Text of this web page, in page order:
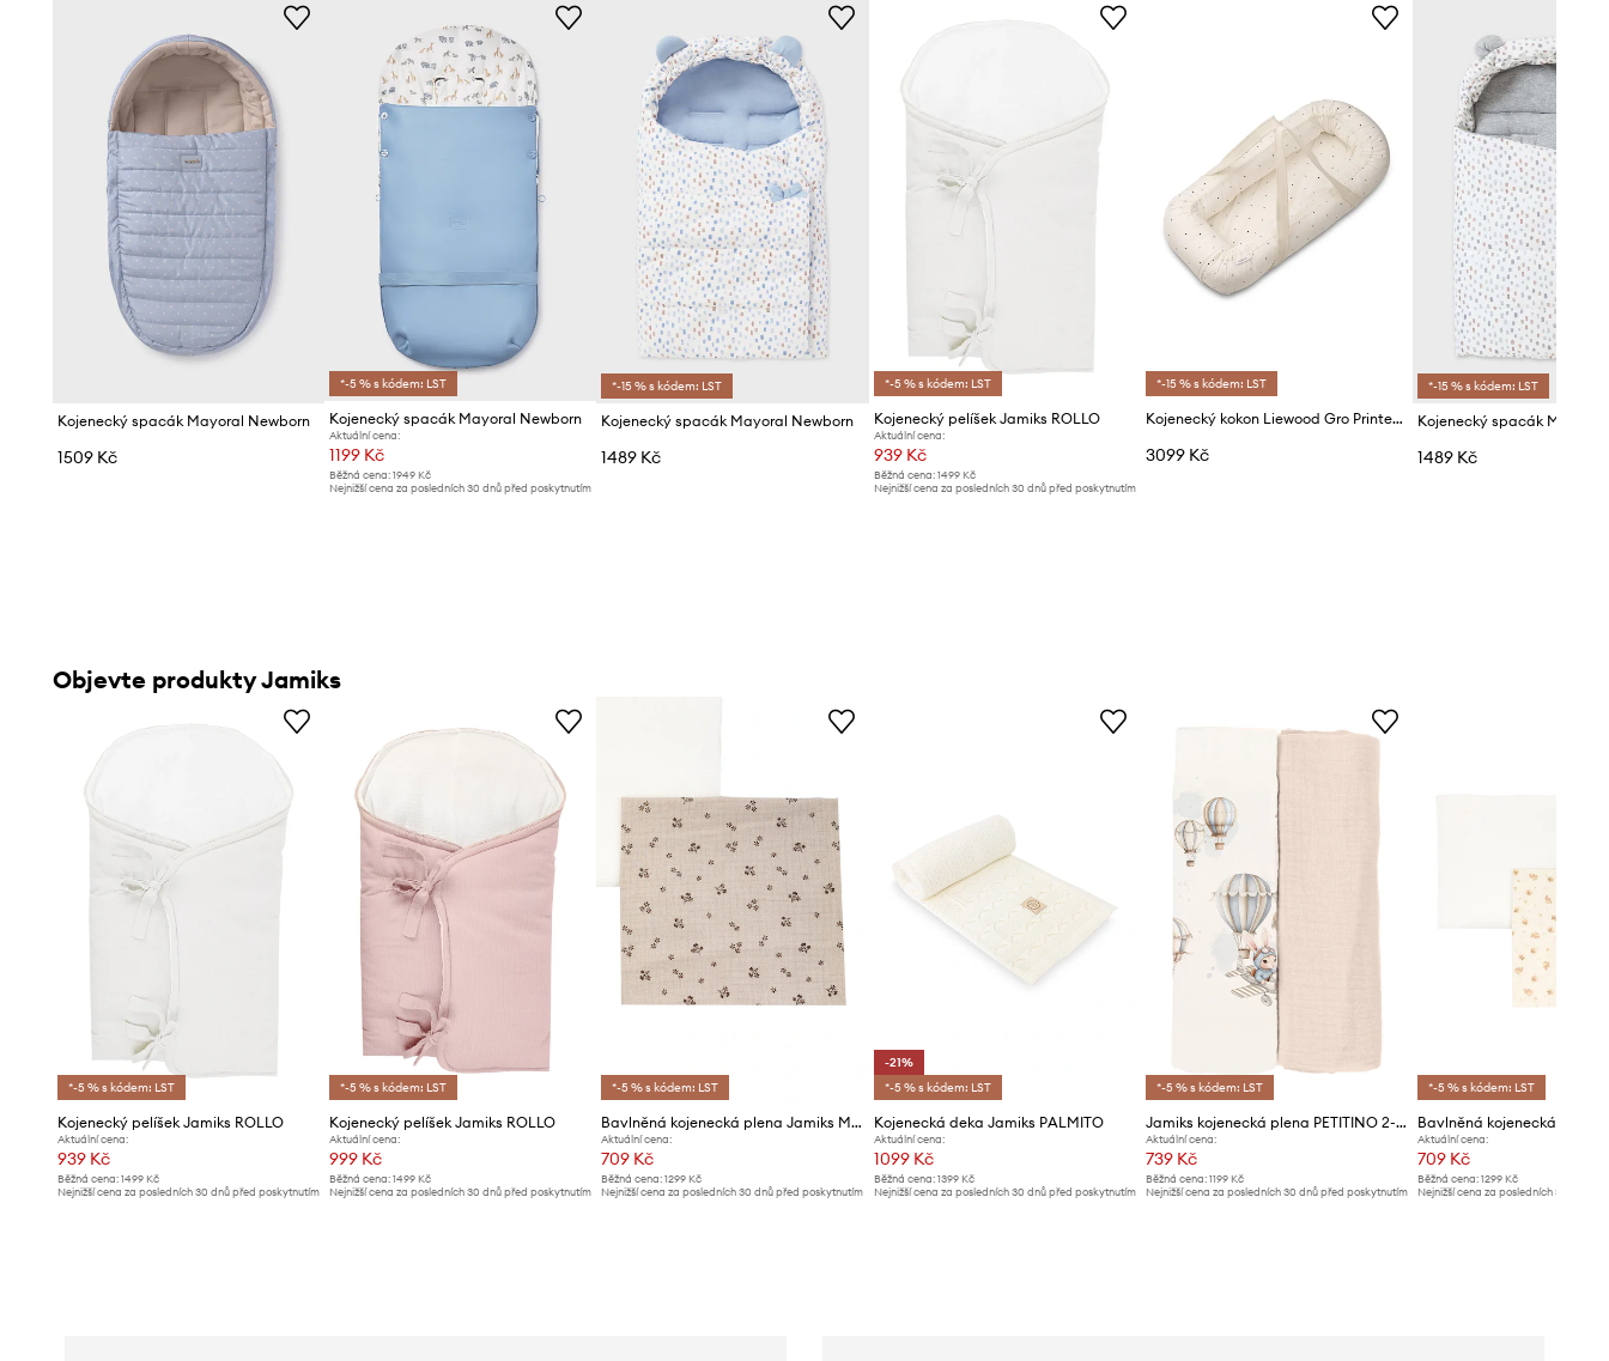
Kojenecký spacák Mayoral Newborn
1509 Kč
*-5 % s kódem: LST
Kojenecký spacák Mayoral Newborn
Aktuální cena:
1199 Kč
Běžná cena:1949 Kč
Nejnižší cena za posledních 30 dnů před poskytnutím
*-15 % s kódem: LST
Kojenecký spacák Mayoral Newborn
1489 Kč
*-5 % s kódem: LST
Kojenecký pelíšek Jamiks ROLLO
Aktuální cena:
939 Kč
Běžná cena: 1499 Kč
Nejnižší cena za posledních 30 dnů před poskytnutím
*-15 % s kódem: LST
Kojenecký kokon Liewood Gro Printed Babylift
3099 Kč
*-15 % s kódem: LST
Kojenecký spacák Mayoral
1489 Kč
Objevte produkty Jamiks
*-5 % s kódem: LST
Kojenecký pelíšek Jamiks ROLLO
Aktuální cena:
939 Kč
Běžná cena: 1499 Kč
Nejnižší cena za posledních 30 dnů před poskytnutím
*-5 % s kódem: LST
Kojenecký pelíšek Jamiks ROLLO
Aktuální cena:
999 Kč
Běžná cena:1499 Kč
Nejnižší cena za posledních 30 dnů před poskytnutím
*-5 % s kódem: LST
Bavlněná kojenecká plena Jamiks MANOLO 2-pack
Aktuální cena:
709 Kč
Běžná cena: 1299 Kč
Nejnižší cena za posledních 30 dnů před poskytnutím
-21%
*-5 % s kódem: LST
Kojenecká deka Jamiks PALMITO
Aktuální cena:
1099 Kč
Běžná cena: 1399 Kč
Nejnižší cena za posledních 30 dnů před poskytnutím
*-5 % s kódem: LST
Jamiks kojenecká plena PETITINO 2-pack
Aktuální cena:
739 Kč
Běžná cena:1199 Kč
Nejnižší cena za posledních 30 dnů před poskytnutím
*-5 % s kódem: LST
Aktuální cena:
709 Kč
Běžná cena: 1299 Kč
Nejnižší cena za posledních 30 dnů